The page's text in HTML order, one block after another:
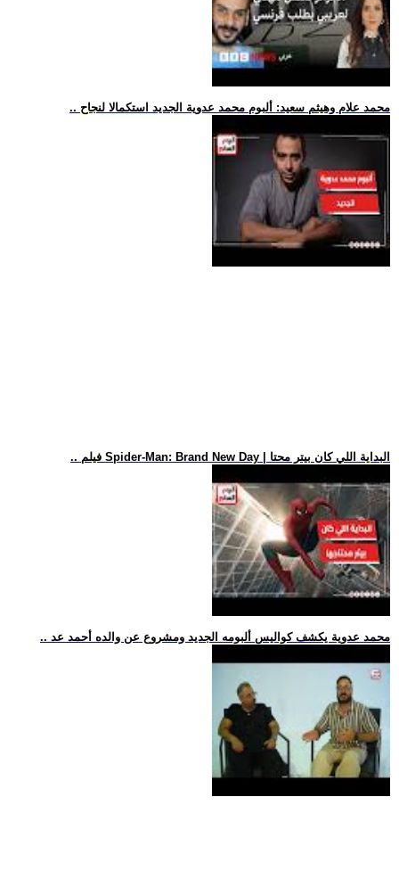
.. محمد علام وهيثم سعيد: ألبوم محمد عدوية الجديد استكمالا لنجاح
.. فيلم Spider-Man: Brand New Day | البداية اللي كان بيتر محتا
.. محمد عدوية يكشف كواليس ألبومه الجديد ومشروع عن والده أحمد عد